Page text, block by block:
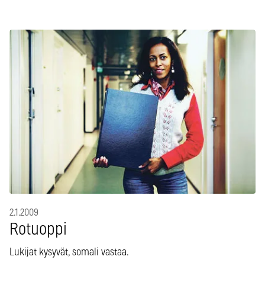
2.1.2009
Rotuoppi
Lukijat kysyvät, somali vastaa.